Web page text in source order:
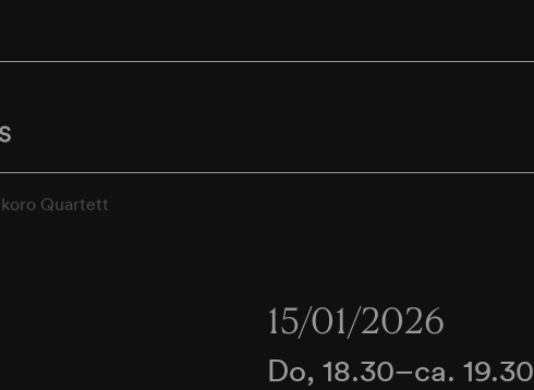
Quartett
15/01/2026
Do, 18.30–ca.